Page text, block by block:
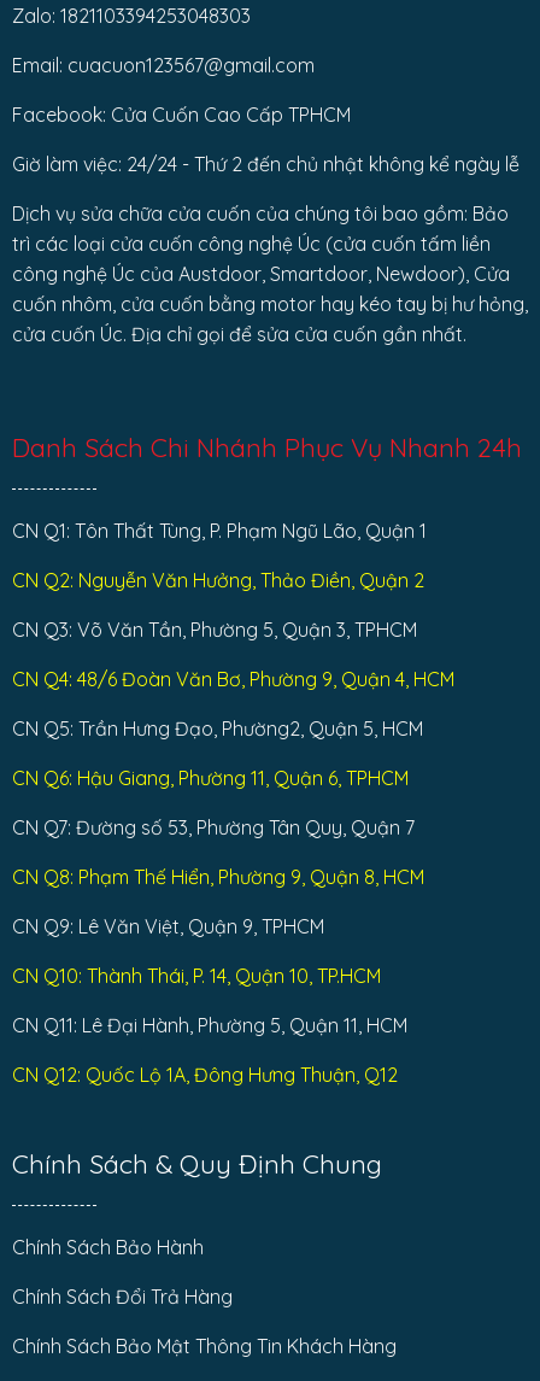
Zalo: 1821103394253048303
Email: cuacuon123567@gmail.com
Facebook: Cửa Cuốn Cao Cấp TPHCM
Giờ làm việc: 24/24 - Thứ 2 đến chủ nhật không kể ngày lễ
Dịch vụ sửa chữa cửa cuốn của chúng tôi bao gồm: Bảo
trì các loại cửa cuốn công nghệ Úc (cửa cuốn tấm liền
công nghệ Úc của Austdoor, Smartdoor, Newdoor), Cửa
cuốn nhôm, cửa cuốn bằng motor hay kéo tay bị hư hỏng,
cửa cuốn Úc. Địa chỉ gọi để sửa cửa cuốn gần nhất.
Danh Sách Chi Nhánh Phục Vụ Nhanh 24h
CN Q1: Tôn Thất Tùng, P. Phạm Ngũ Lão, Quận 1
CN Q2: Nguyễn Văn Hưởng, Thảo Điền, Quận 2
CN Q3: Võ Văn Tần, Phường 5, Quận 3, TPHCM
CN Q4: 48/6 Đoàn Văn Bơ, Phường 9, Quận 4, HCM
CN Q5: Trần Hưng Đạo, Phường2, Quận 5, HCM
CN Q6: Hậu Giang, Phường 11, Quận 6, TPHCM
CN Q7: Đường số 53, Phường Tân Quy, Quận 7
CN Q8: Phạm Thế Hiển, Phường 9, Quận 8, HCM
CN Q9: Lê Văn Việt, Quận 9, TPHCM
CN Q10: Thành Thái, P. 14, Quận 10, TP.HCM
CN Q11: Lê Đại Hành, Phường 5, Quận 11, HCM
CN Q12: Quốc Lộ 1A, Đông Hưng Thuận, Q12
Chính Sách & Quy Định Chung
Chính Sách Bảo Hành
Chính Sách Đổi Trả Hàng
Chính Sách Bảo Mật Thông Tin Khách Hàng